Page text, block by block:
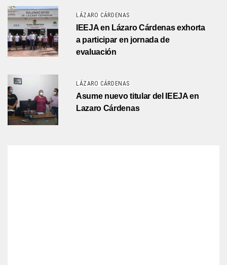
LÁZARO CÁRDENAS
IEEJA en Lázaro Cárdenas exhorta
a participar en jornada de
evaluación
LÁZARO CÁRDENAS
Asume nuevo titular del IEEJA en
Lazaro Cárdenas